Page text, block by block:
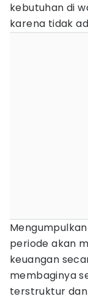
kebutuhan di
karena tidak
periode akan
keuangan
membaginya
terstruktur